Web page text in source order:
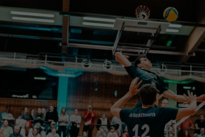
Essenzielle Cookies ermöglichen grundlegende
Funktion der Website erforderlich.
Cookie-
Externe Medien (6)
Inhalte von Videoplattformen und Social-Media-
blockiert. Wenn Cookies von externen Medien
diese Inhalte keiner manuellen Einwilligung mehr.
Cookie-